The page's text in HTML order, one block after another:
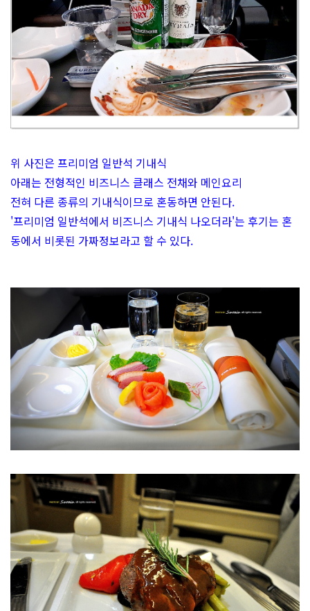
위 사진은 프리미엄 일반석 기내식
아래는 전형적인 비즈니스 클래스 전채와 메인요리
전혀 다른 종류의 기내식이므로 혼동하면 안된다.
'프리미엄 일반석에서 비즈니스 기내식 나오더라'는 후기는 혼
동에서 비롯된 가짜정보라고 할 수 있다.